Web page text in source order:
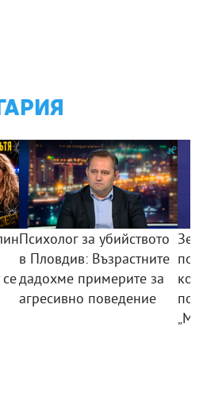
Психолог за убийството
в Пловдив: Възрастните
дадохме примерите за
агресивно поведение